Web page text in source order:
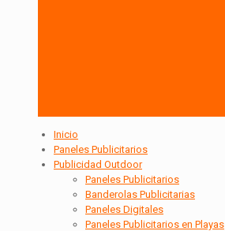
Inicio
Paneles Publicitarios
Publicidad Outdoor
Paneles Publicitarios
Banderolas Publicitarias
Paneles Digitales
Paneles Publicitarios en Playas